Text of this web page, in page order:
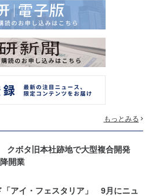
もっとみる
クボタ旧本社跡地で大型複合開発
開業
「アイ・フェスタリア」 9月にニュ